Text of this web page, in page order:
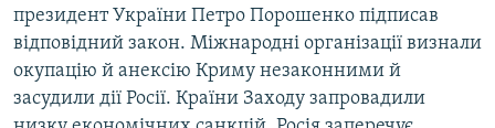
президент України Петро Порошенко підписав
відповідний закон. Міжнародні організації визнали
окупацію й анексію Криму незаконними й
засудили дії Росії. Країни Заходу запровадили